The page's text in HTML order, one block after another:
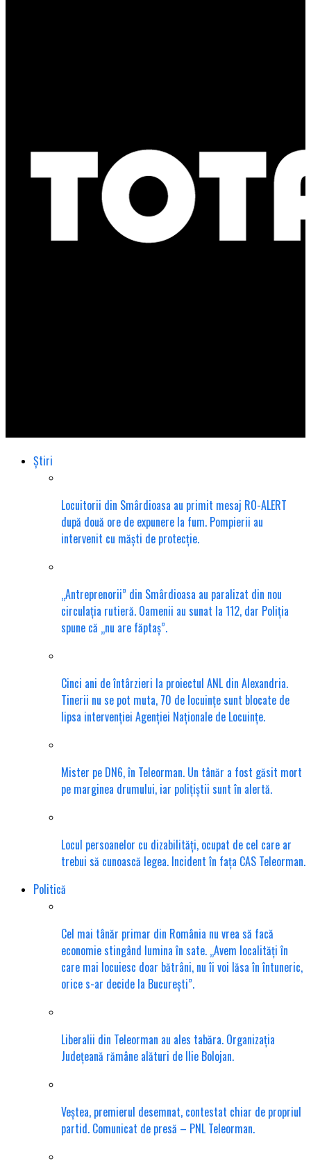
Știri
Locuitorii din Smârdioasa au primit mesaj RO-ALERT
după două ore de expunere la fum. Pompierii au
intervenit cu măști de protecție.
„Antreprenorii” din Smârdioasa au paralizat din nou
circulația rutieră. Oamenii au sunat la 112, dar Poliția
spune că „nu are făptaș”.
Cinci ani de întârzieri la proiectul ANL din Alexandria.
Tinerii nu se pot muta, 70 de locuințe sunt blocate de
lipsa intervenției Agenției Naționale de Locuințe.
Mister pe DN6, în Teleorman. Un tânăr a fost găsit mort
pe marginea drumului, iar polițiștii sunt în alertă.
Locul persoanelor cu dizabilități, ocupat de cel care ar
trebui să cunoască legea. Incident în fața CAS Teleorman.
Politică
Cel mai tânăr primar din România nu vrea să facă
economie stingând lumina în sate. „Avem localități în
care mai locuiesc doar bătrâni, nu îi voi lăsa în întuneric,
orice s-ar decide la București”.
Liberalii din Teleorman au ales tabăra. Organizația
Județeană rămâne alături de Ilie Bolojan.
Veștea, premierul desemnat, contestat chiar de propriul
partid. Comunicat de presă – PNL Teleorman.